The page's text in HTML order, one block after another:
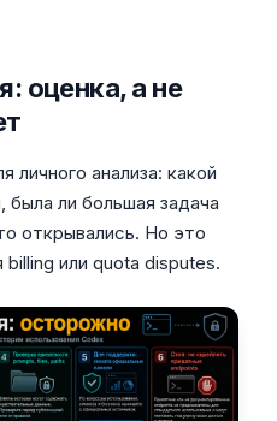
оценка, а не
личного анализа: какой
ли большая задача
открывались. Но это
или quota disputes.